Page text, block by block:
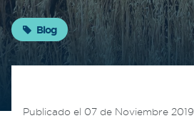
Conocer más
Blog
Publicado el 07 de Noviembre 2019